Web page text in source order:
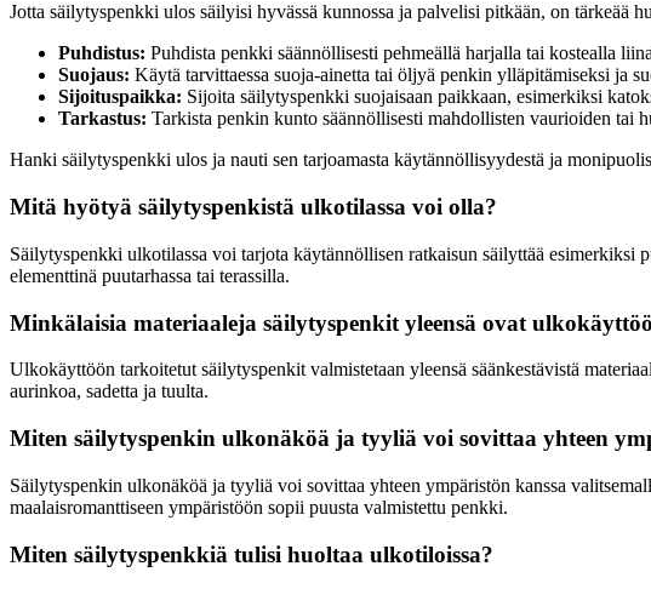
Jotta säilytyspenkki ulos säilyisi hyvässä kunnossa ja palvelisi pitkään, on tärkeää
Puhdistus: Puhdista penkki säännöllisesti pehmeällä harjalla tai kostealla
Suojaus: Käytä tarvittaessa suoja-ainetta tai öljyä penkin ylläpitämiseksi ja
Sijoituspaikka: Sijoita säilytyspenkki suojaisaan paikkaan, esimerkiksi
Tarkastus: Tarkista penkin kunto säännöllisesti mahdollisten vaurioiden tai
Hanki säilytyspenkki ulos ja nauti sen tarjoamasta käytännöllisyydestä ja
Mitä hyötyä säilytyspenkistä ulkotilassa voi olla?
Säilytyspenkki ulkotilassa voi tarjota käytännöllisen ratkaisun säilyttää
elementtinä puutarhassa tai terassilla.
Minkälaisia materiaaleja säilytyspenkit yleensä ovat
Ulkokäyttöön tarkoitetut säilytyspenkit valmistetaan yleensä säänkestävistä
aurinkoa, sadetta ja tuulta.
Miten säilytyspenkin ulkonäköä ja tyyliä voi sovittaa yhteen
Säilytyspenkin ulkonäköä ja tyyliä voi sovittaa yhteen ympäristön kanssa
maalaisromanttiseen ympäristöön sopii puusta valmistettu penkki.
Miten säilytyspenkkiä tulisi huoltaa ulkotiloissa?